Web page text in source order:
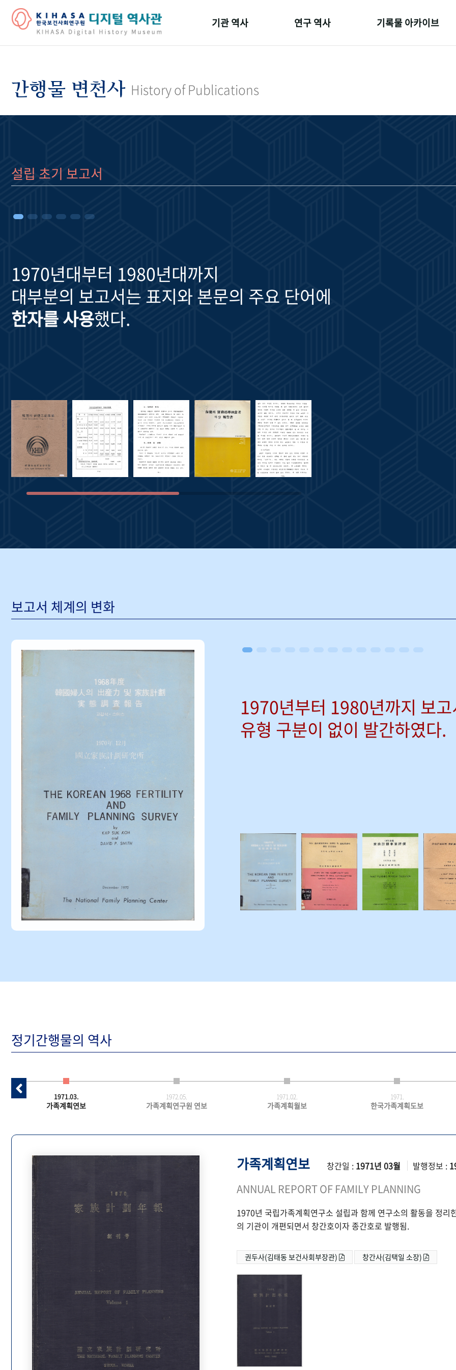
기관 역사
기관 변천사
연구 역사 기록물 아카이브
간행물 변천사 History of Publications
설립 초기 보고서
1970년대부터 1980년대까지
대부분의 보고서는 표지와 본문의 주요 단어에
한자를 사용했다.
보고서 체계의 변화
1970년부터 1980년까지 보
유형 구분이 없이 발간하였다.
정기간행물의 역사
1971.03.
가족계획연보
1972.05.
가족계획연구원 연보
1971.02.
가족계획월보
1971.
한국가족계획도보
가족계획연보 창간일 : 1971년 03월 발행정보 :
ANNUAL REPORT OF FAMILY PLANNING
1970년 국립가족계획연구소 설립과 함께 연구소의 활동을 정
의 기관이 개편되면서 창간호이자 종간호로 발행됨.
권두사(김태동 보건사회부장관) 창간사(김택일 소장)